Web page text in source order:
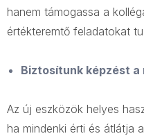
hanem támogassa a
értékteremtő feladatokat
Biztosítunk képzést a
Az új eszközök helyes
ha mindenki érti és átlátja